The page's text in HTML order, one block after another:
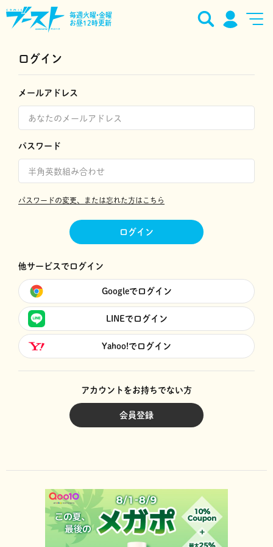
毎週火曜•金曜
お昼12時更新
ログイン
メールアドレス
パスワード
パスワードの変更、または忘れた方はこちら
ログイン
他サービスでログイン
Googleでログイン
LINEでログイン
Yahoo!でログイン
アカウントをお持ちでない方
会員登録